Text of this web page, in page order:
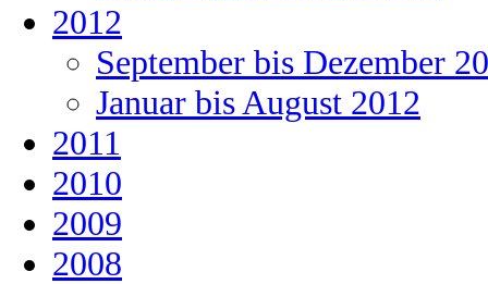
2012
September bis Dezember
Januar bis August 2012
2011
2010
2009
2008